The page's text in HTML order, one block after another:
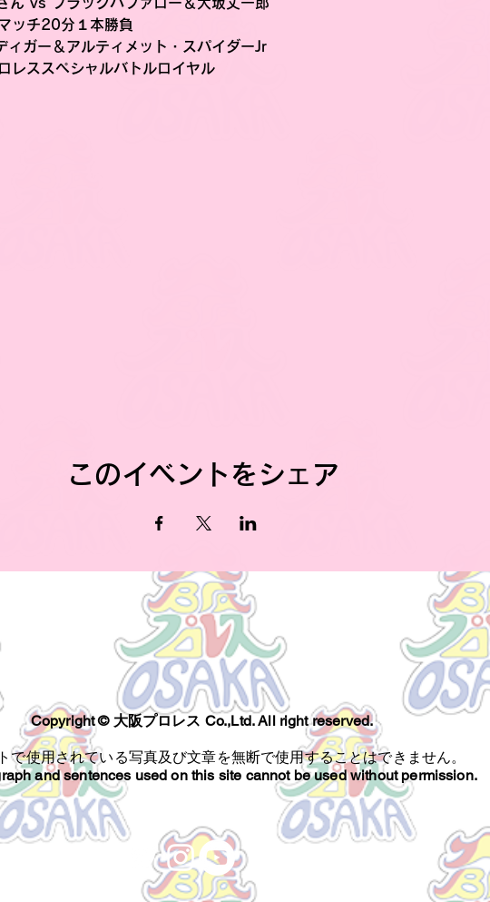
ッチ20分１本勝負
ガー＆アルティメット・スパイダーJr
レススペシャルバトルロイヤル
このイベントをシェア
Copyright ©︎ 大阪プロレス Co.,Ltd. All right reserved.
で使用されている写真及び文章を無断で使用することはできません。
and sentences used on this site cannot be used without permission.